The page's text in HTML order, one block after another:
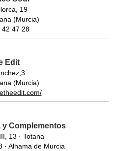
19
(Murcia)
42 47 28
Edit
(Murcia)
y Complementos
13 · Totana
· Alhama de Murcia